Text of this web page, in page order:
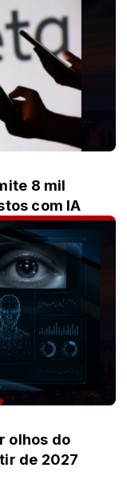
8 mil
com IA
olhos do
de 2027